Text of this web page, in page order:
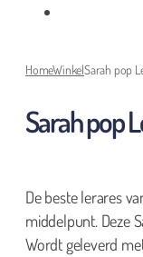
HomeWinkelSarah pop
Sarah pop
De beste lerares
middelpunt. Deze
Wordt geleverd